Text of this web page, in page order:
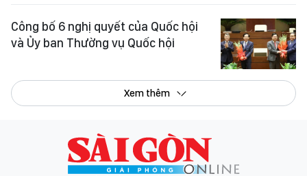
Công bố 6 nghị quyết của Quốc hội
và Ủy ban Thường vụ Quốc hội
Xem thêm